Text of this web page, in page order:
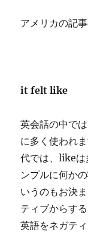
アメリカの記
it felt like
英会話の中で
に多く使われ
代では、likeは
ンプルに何か
いうのもお決
ティブからす
英語をネガテ